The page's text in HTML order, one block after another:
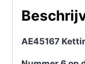
AE45167